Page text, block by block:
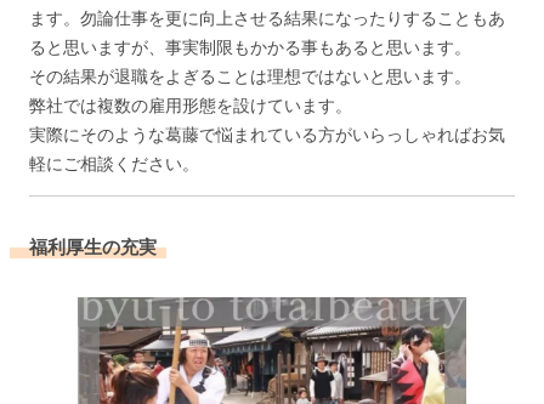
ます。勿論仕事を更に向上させる結果になったりすることもあ
ると思いますが、事実制限もかかる事もあると思います。
その結果が退職をよぎることは理想ではないと思います。
弊社では複数の雇用形態を設けています。
実際にそのような葛藤で悩まれている方がいらっしゃればお気
軽にご相談ください。
福利厚生の充実